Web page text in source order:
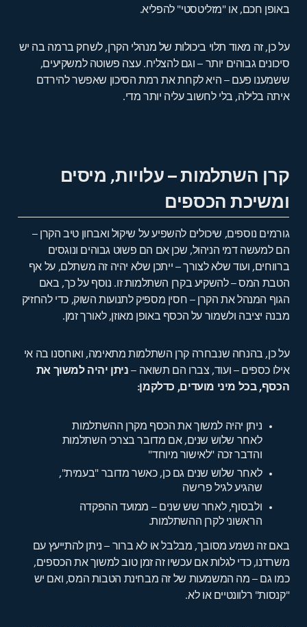
באופן חכם, או "מזליטסטי" להפליא.
על כן, זה מאוד תלוי ביכולות של מנהלי הקרן, לשחק ברמה בה יש
סיכונים גבוהים יותר – וגם להצליח. עצה פשוטה למשקיעים,
ששמענו פעם – היא לקחת את רמת הסיכון שאפשר להירדם
איתה בלילה, בלי לחשוב עליה יותר מדי.
קרן השתלמות – עלויות, מיסים
ומשיכת הכספים
גורמים נוספים, שיכולים להשפיע על שיקול ואבחון טיב הקרן –
הם למעשה דמי הניהול, שכן אם הם פשוט גבוהים ונוגסים
ברווחים, ועוד שלא לצורך – ייתכן שלא יהיה זה משתלם, על אף
הטבת המס – להשקיע בקרן השתלמות זו. נוסף על כך, באם
הגוף המנהל את הקרן – חסין מספיק לתנועות השוק, כדי להחזיק
מבנה יציבה ולשמור על הכסף באופן מאוזן, לאורך זמן.
על כן, בהנחה שנבחרה קרן השתלמות מתאימה, ואוחסנו בה אי
אילו כספים – ועוד, צברו הם תשואה – ניתן יהיה למשוך את
הכסף, בכל מיני מועדים, כדלקמן:
ניתן יהיה למשוך את הכסף מקרן ההשתלמות
לאחר שלוש שנים, אם מדובר בצרכי השתלמות
והדבר זכה "לאישור מיוחד"
לאחר שלוש שנים גם כן, כאשר מדובר "בעמית",
שהגיע לגיל פרישה
ולבסוף, לאחר שש שנים – ממועד ההפקדה
הראשוני לקרן ההשתלמות.
באם זה נשמע מסובך, מבלבל או לא ברור – ניתן להתייעץ עם
משרדנו, כדי לגלות אם עכשיו זה זמן טוב למשוך את הכספים,
כמו גם – מה המשמעות של זה מבחינת הטבות המס, ואם יש
"קנסות" רלוונטיים או לא.